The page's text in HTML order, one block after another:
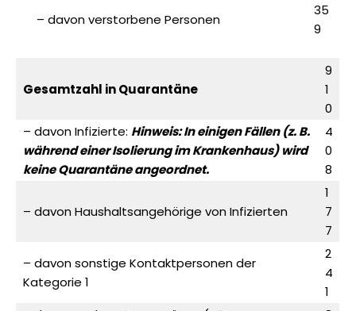
– davon verstorbene Personen
35
9
Gesamtzahl in Quarantäne
9
1
0
– davon Infizierte: Hinweis: In einigen Fällen (z. B.
während einer Isolierung im Krankenhaus) wird
keine Quarantäne angeordnet.
4
0
8
– davon Haushaltsangehörige von Infizierten
1
7
7
– davon sonstige Kontaktpersonen der
Kategorie 1
2
4
1